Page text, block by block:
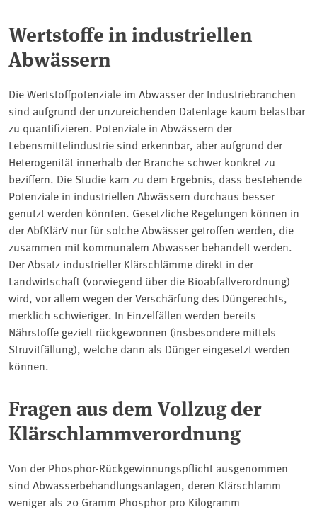
Wertstoffe in industriellen
Abwässern
Die Wertstoffpotenziale im Abwasser der Industriebranchen
sind aufgrund der unzureichenden Datenlage kaum belastbar
zu quantifizieren. Potenziale in Abwässern der
Lebensmittelindustrie sind erkennbar, aber aufgrund der
Heterogenität innerhalb der Branche schwer konkret zu
beziffern. Die Studie kam zu dem Ergebnis, dass bestehende
Potenziale in industriellen Abwässern durchaus besser
genutzt werden könnten. Gesetzliche Regelungen können in
der AbfKlärV nur für solche Abwässer getroffen werden, die
zusammen mit kommunalem Abwasser behandelt werden.
Der Absatz industrieller Klärschlämme direkt in der
Landwirtschaft (vorwiegend über die Bioabfallverordnung)
wird, vor allem wegen der Verschärfung des Düngerechts,
merklich schwieriger. In Einzelfällen werden bereits
Nährstoffe gezielt rückgewonnen (insbesondere mittels
Struvitfällung), welche dann als Dünger eingesetzt werden
können.
Fragen aus dem Vollzug der
Klärschlammverordnung
Von der Phosphor-Rückgewinnungspflicht ausgenommen
sind Abwasserbehandlungsanlagen, deren Klärschlamm
weniger als 20 Gramm Phosphor pro Kilogramm